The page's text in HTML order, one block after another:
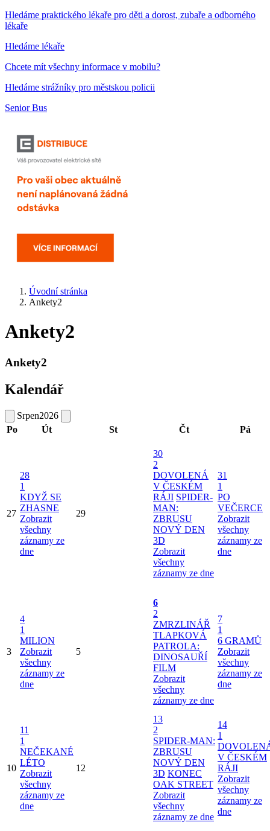
Hledáme praktického lékaře pro děti a dorost, zubaře a odborného
lékaře
Hledáme lékaře
Chcete mít všechny informace v mobilu?
Hledáme strážníky pro městskou policii
Senior Bus
Úvodní stránka
Ankety2
Ankety2
Ankety2
Kalendář
Srpen2026
Po
Út St Čt Pá
27
28
1
KDYŽ SE
ZHASNE
Zobrazit
všechny
záznamy ze
dne
29
30
2
DOVOLENÁ
V ČESKÉM
RÁJI SPIDER-
MAN:
ZBRUSU
NOVÝ DEN
3D
Zobrazit
všechny
záznamy ze dne
31
1
PO
VEČERCE
Zobrazit
všechny
záznamy ze
dne
3
4
1
MILION
Zobrazit
všechny
záznamy ze
dne
5
6
2
ZMRZLINÁŘ
TLAPKOVÁ
PATROLA:
DINOSAUŘÍ
FILM
Zobrazit
všechny
záznamy ze dne
7
1
6 GRAMŮ
Zobrazit
všechny
záznamy ze
dne
10
11
1
NEČEKANÉ
LÉTO
Zobrazit
všechny
záznamy ze
dne
12
13
2
SPIDER-MAN:
ZBRUSU
NOVÝ DEN
3D KONEC
OAK STREET
Zobrazit
všechny
záznamy ze dne
14
1
V ČESKÉM
RÁJI
Zobrazit
všechny
záznamy ze
dne